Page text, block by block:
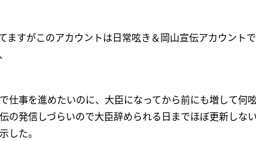
ますがこのアカウントは日常呟き＆岡山宣伝アカウント
仕事を進めたいのに、大臣になってから前にも増して何
の発信しづらいので大臣辞められる日までほぼ更新しな
した。